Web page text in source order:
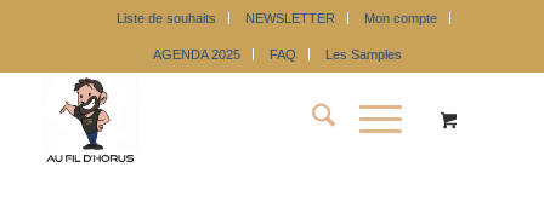
Liste de souhaits NEWSLETTER Mon compte
AGENDA 2025 FAQ Les Samples